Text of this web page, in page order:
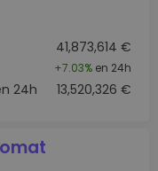
41,873,614 €
+7.03% en 24h
24h 13,520,326 €